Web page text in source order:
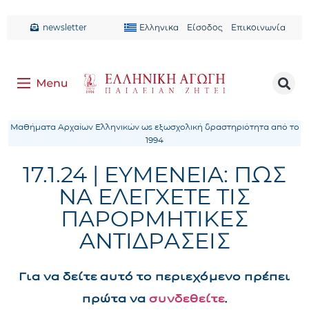
newsletter Ελληνικα Είσοδος Επικοινωνία
Μαθήματα Αρχαίων Ελληνικών ως εξωσχολική δραστηριότητα από το
1994
17.1.24 | ΕΥΜΕΝΕΙΑ: ΠΩΣ
ΝΑ ΕΛΕΓΧΕΤΕ ΤΙΣ
ΠΑΡΟΡΜΗΤΙΚΕΣ
ΑΝΤΙΔΡΑΣΕΙΣ
Για να δείτε αυτό το περιεχόμενο πρέπει
πρώτα να συνδεθείτε.